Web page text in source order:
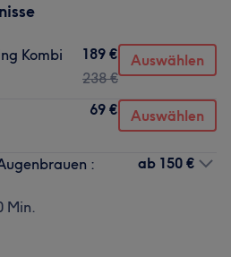
Kombi
189 €
238 €
Auswählen
69 € Auswählen
:
Min.
ab 150 €